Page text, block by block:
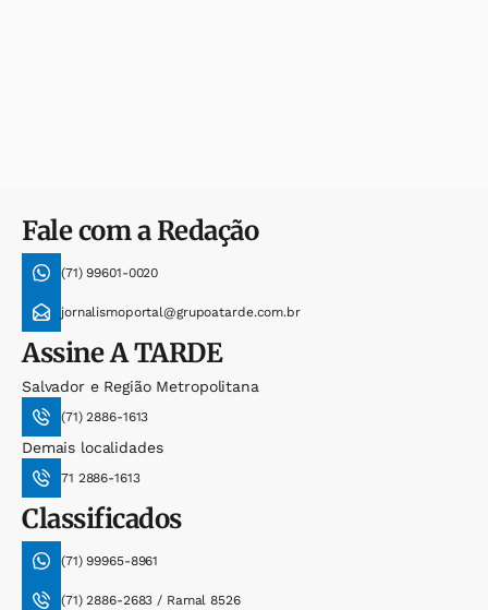
Fale com a Redação
(71) 99601-0020
jornalismoportal@grupoatarde.com.br
AssineA TARDE
Salvador e Região Metropolitana
(71) 2886-1613
Demais localidades
71 2886-1613
Classificados
(71) 99965-8961
(71) 2886-2683 / Ramal 8526